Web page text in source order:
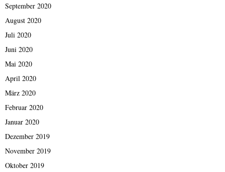
September 2020
August 2020
Juli 2020
Juni 2020
Mai 2020
April 2020
März 2020
Februar 2020
Januar 2020
Dezember 2019
November 2019
Oktober 2019